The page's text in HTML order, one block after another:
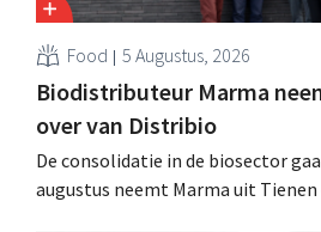
Food 5 Augustus, 2026
Biodistributeur Marma
over van Distribio
De consolidatie in de biosector
augustus neemt Marma uit